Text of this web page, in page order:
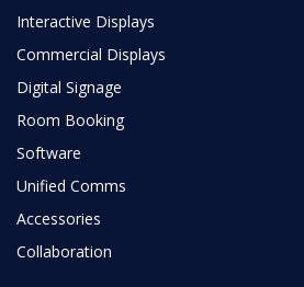
Interactive Displays
Commercial Displays
Digital Signage
Room Booking
Software
Unified Comms
Accessories
Collaboration